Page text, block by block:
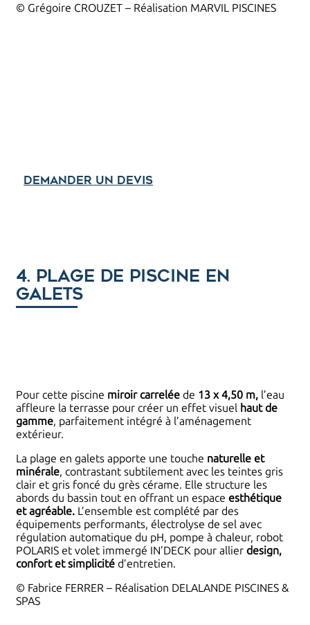
© Grégoire CROUZET – Réalisation MARVIL PISCINES
Demander un devis
4. Plage de piscine en
galets
Pour cette piscine miroir carrelée de 13 x 4,50 m, l’eau
affleure la terrasse pour créer un effet visuel haut de
gamme, parfaitement intégré à l’aménagement
extérieur.
La plage en galets apporte une touche naturelle et
minérale, contrastant subtilement avec les teintes gris
clair et gris foncé du grès cérame. Elle structure les
abords du bassin tout en offrant un espace esthétique
et agréable. L’ensemble est complété par des
équipements performants, électrolyse de sel avec
régulation automatique du pH, pompe à chaleur, robot
POLARIS et volet immergé IN’DECK pour allier design,
confort et simplicité d’entretien.
© Fabrice FERRER – Réalisation DELALANDE PISCINES &
SPAS